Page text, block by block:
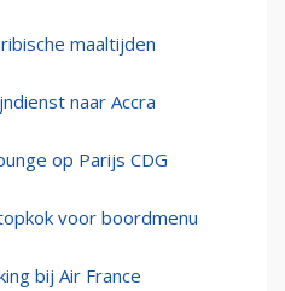
maaltijden
naar Accra
op Parijs CDG
voor boordmenu
bij Air France